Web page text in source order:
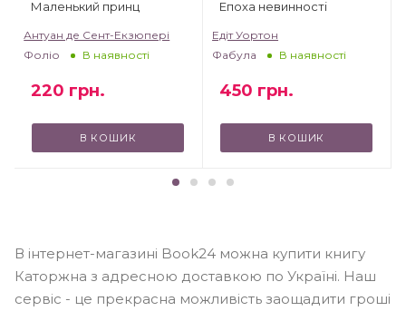
Маленький принц
Антуан де Сент-Екзюпері
Фоліо
В наявності
220 грн.
В КОШИК
Епоха невинності
Едіт Уортон
Фабула
В наявності
450 грн.
В КОШИК
В інтернет-магазині Book24 можна купити книгу
Каторжна з адресною доставкою по Україні. Наш
сервіс - це прекрасна можливість заощадити гроші